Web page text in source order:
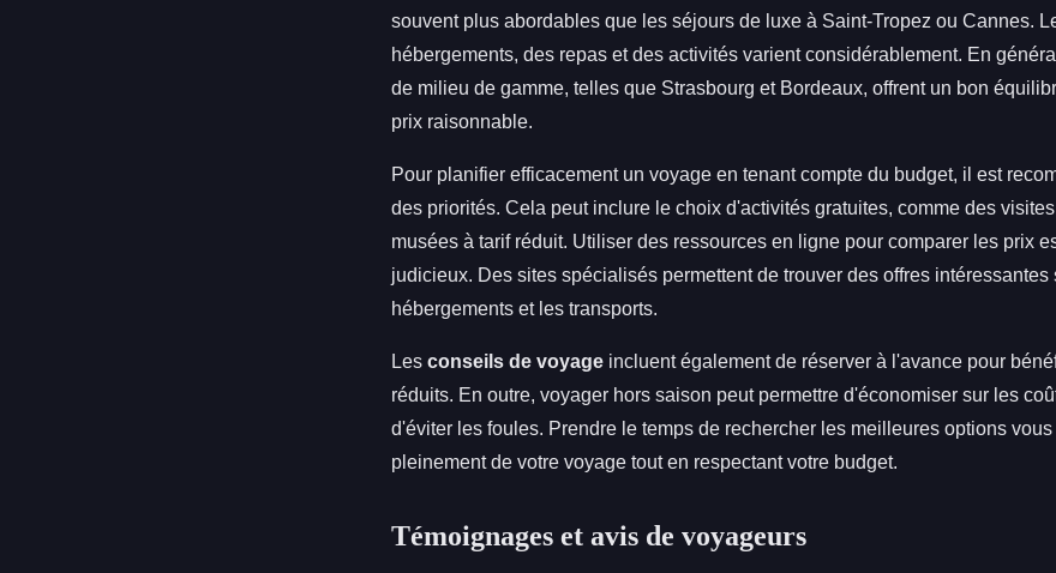
souvent plus abordables que les séjours de luxe à Saint-Tropez ou Cannes.
hébergements, des repas et des activités varient considérablement. En
de milieu de gamme, telles que Strasbourg et Bordeaux, offrent un bon
prix raisonnable.
Pour planifier efficacement un voyage en tenant compte du budget, il est
des priorités. Cela peut inclure le choix d'activités gratuites, comme des
musées à tarif réduit. Utiliser des ressources en ligne pour comparer les prix
judicieux. Des sites spécialisés permettent de trouver des offres intéressantes
hébergements et les transports.
Les conseils de voyage incluent également de réserver à l'avance pour
réduits. En outre, voyager hors saison peut permettre d'économiser sur les
d'éviter les foules. Prendre le temps de rechercher les meilleures options
pleinement de votre voyage tout en respectant votre budget.
Témoignages et avis de voyageurs